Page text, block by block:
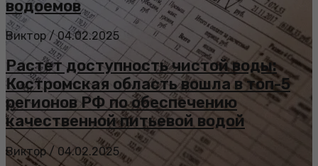
водоемов
Виктор / 04.02.2025
Растет доступность чистой воды:
Костромская область вошла в топ-5
регионов РФ по обеспечению
качественной питьевой водой
Виктор / 04.02.2025